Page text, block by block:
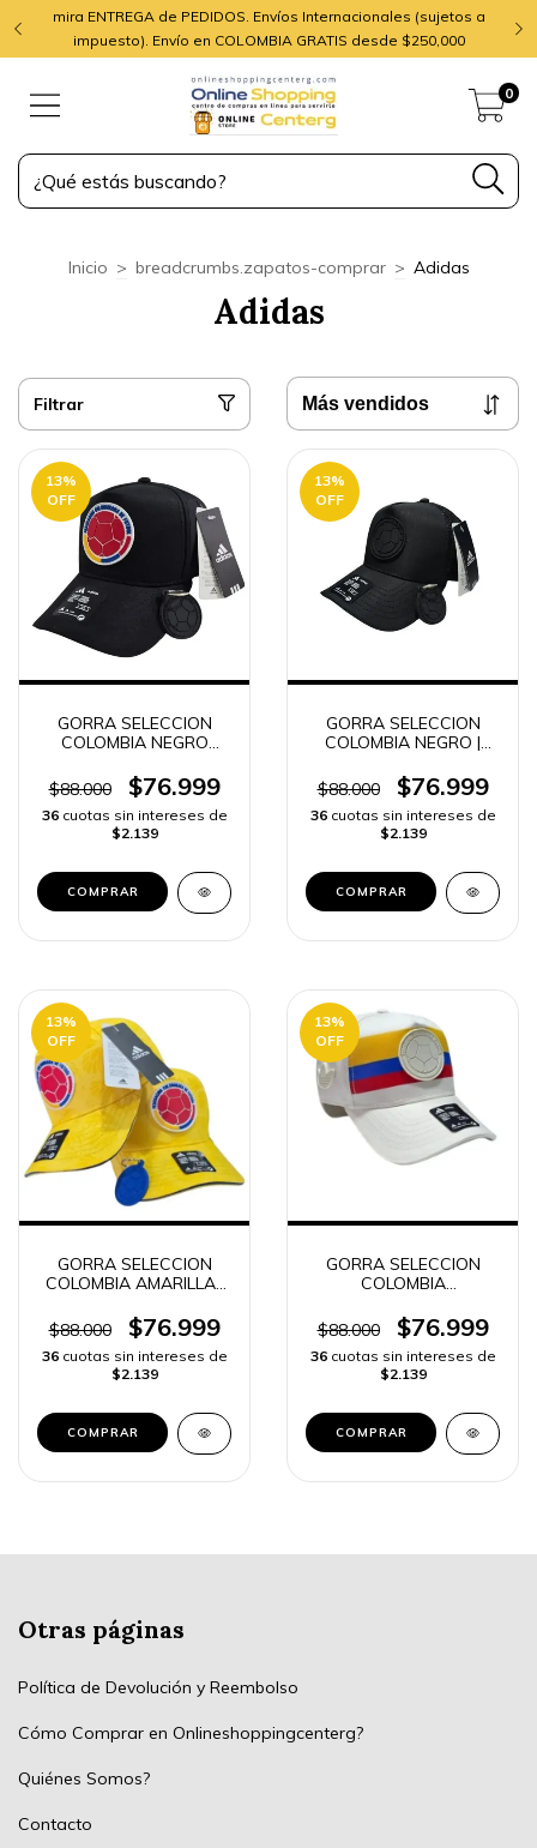
mira ENTREGA de PEDIDOS. Envíos Internacionales (sujetos a
impuesto). Envío en COLOMBIA GRATIS desde $250,000
0
Inicio > breadcrumbs.zapatos-comprar > Adidas
Adidas
Filtrar
13%
OFF
GORRA SELECCION
COLOMBIA NEGRO
RAPIDO
$88.000 $76.999
36 cuotas sin intereses de
$2.139
13%
OFF
GORRA SELECCION
COLOMBIA NEGRO |
$88.000
$76.999
36 cuotas sin intereses de
$2.139
13%
OFF
GORRA SELECCION
COLOMBIA AMARILLA |
$88.000
$76.999
36 cuotas sin intereses de
$2.139
13%
OFF
GORRA SELECCION
COLOMBIA
RAPIDO
$88.000 $76.999
36 cuotas sin intereses de
$2.139
Otras páginas
Política de Devolución y Reembolso
Cómo Comprar en Onlineshoppingcenterg?
Quiénes Somos?
Contacto